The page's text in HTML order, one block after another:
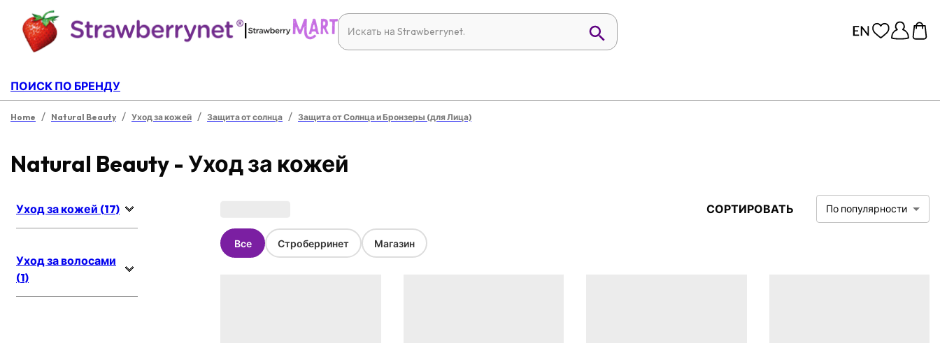
|
ПОИСК ПО БРЕНДУ
Home / Natural Beauty / Уход за кожей / Защита от солнца / Защита от Солнца и Бронзеры (для Лица)
Natural Beauty - Уход за кожей
Уход за кожей (17)
Уход за волосами
(1)
СОРТИРОВАТЬ По популярности
Все Строберринет Магазин